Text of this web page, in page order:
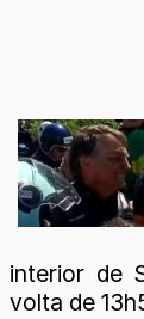
interior de
volta de